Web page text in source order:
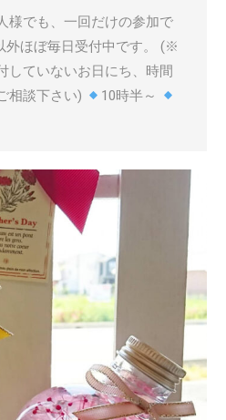
様でも、一回だけの参加で
外ほぼ毎日受付中です。 (※
していないお日にち、時間
相談下さい)
10時半～